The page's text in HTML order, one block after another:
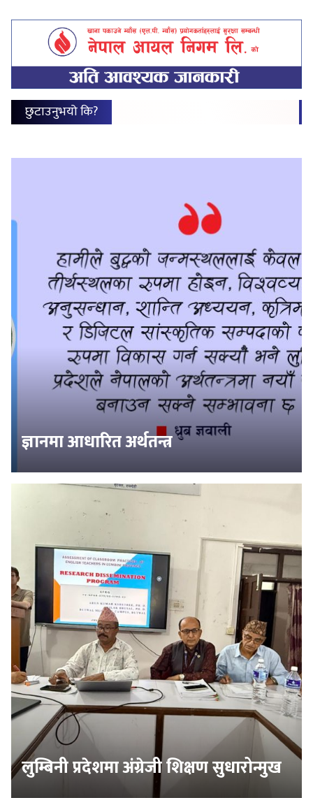
छुटाउनुभयो कि?
ज्ञानमा आधारित अर्थतन्त्र
लुम्बिनी प्रदेशमा अंग्रेजी शिक्षण सुधारोन्मुख